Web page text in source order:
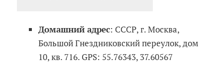
Домашний адрес: СССР, г. Москва,
Большой Гнездниковский переулок, дом
10, кв. 716. GPS: 55.76343, 37.60567